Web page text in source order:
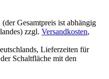
Gesamtpreis ist abhängig
zzgl. Versandkosten,
Lieferzeiten für
Schaltfläche mit den